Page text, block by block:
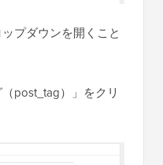
プダウンを開くこと
post_tag）」をクリ